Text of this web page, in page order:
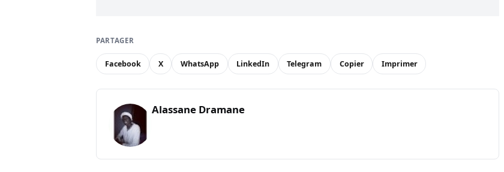
PARTAGER
Facebook X WhatsApp LinkedIn Telegram Copier Imprimer
Alassane Dramane